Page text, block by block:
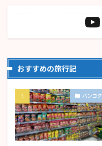
おすすめの旅行記
バンコク